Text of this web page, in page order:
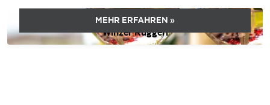
Winzer Ruggeri
MEHR ERFAHREN »